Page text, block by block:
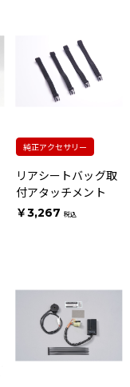
純正アクセサリー
リアシートバッグ取
付アタッチメント
￥3,267 税込